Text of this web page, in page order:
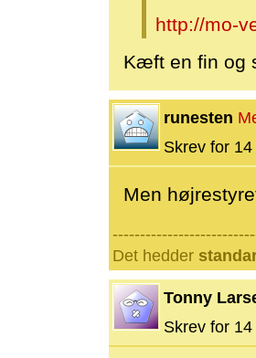
http://mo-
Kæft en fin og
runesten
Skrev for
Men
Det hedder
Tonny
Skrev for